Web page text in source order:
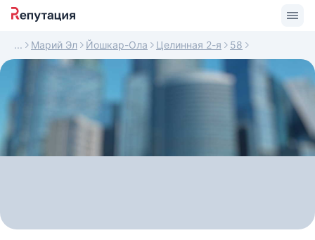
Марий Эл Йошкар-Ола Целинная 2-я 58